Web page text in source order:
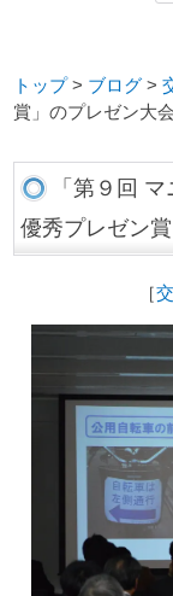
トップ> ブログ >
賞」のプレゼン大
「第９回
優秀プレゼン
［